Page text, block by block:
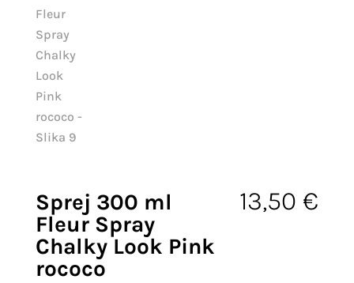
Sprej 300 ml
Fleur Spray
Chalky Look Pink
rococo
13,50 €